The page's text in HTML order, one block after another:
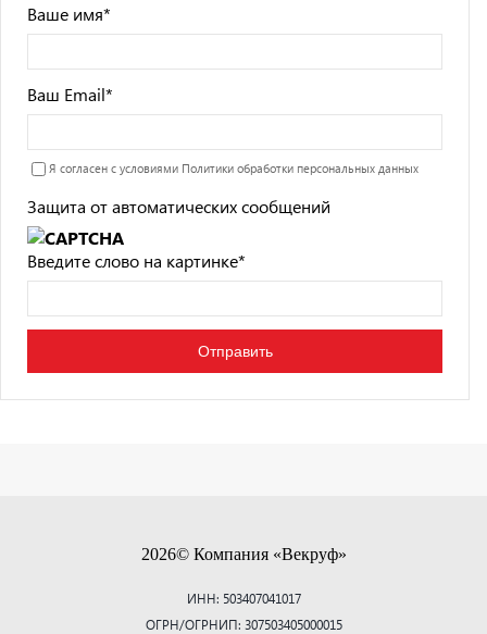
Ваше имя*
Ваш Email*
Я согласен с условиями Политики обработки персональных данных
Защита от автоматических сообщений
Введите слово на картинке*
2026© Компания «Векруф»
ИНН: 503407041017
ОГРН/ОГРНИП: 307503405000015